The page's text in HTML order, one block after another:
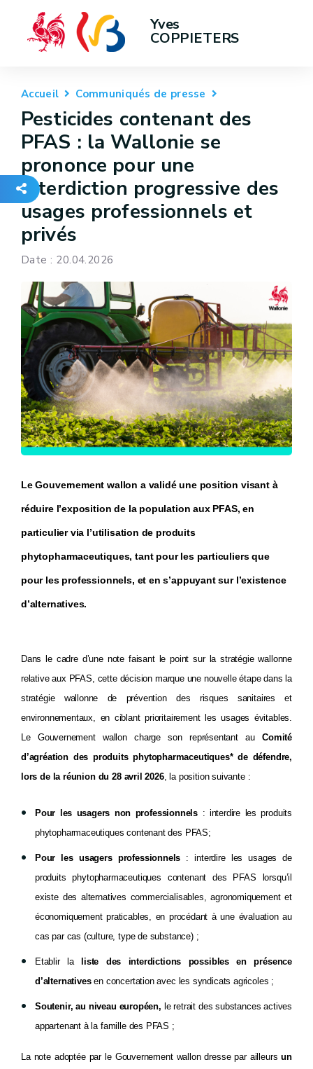
Yves
COPPIETERS
Accueil Communiqués de presse
Pesticides contenant des
PFAS : la Wallonie se
prononce pour une
interdiction progressive des
usages professionnels et
privés
Date : 20.04.2026
Le Gouvernement wallon a validé une position visant à
réduire l’exposition de la population aux PFAS, en
particulier via l’utilisation de produits
phytopharmaceutiques, tant pour les particuliers que
pour les professionnels, et en s’appuyant sur l’existence
d’alternatives.
Dans le cadre d’une note faisant le point sur la stratégie wallonne
relative aux PFAS, cette décision marque une nouvelle étape dans la
stratégie wallonne de prévention des risques sanitaires et
environnementaux, en ciblant prioritairement les usages évitables.
Le Gouvernement wallon charge son représentant auComité
d’agréation des produits phytopharmaceutiques* de défendre,
lors de la réunion du 28 avril 2026, la position suivante :
Pour les usagers non professionnels : interdire les produits
phytopharmaceutiques contenant des PFAS;
Pour les usagers professionnels : interdire les usages de
produits phytopharmaceutiques contenant des PFAS lorsqu’il
existe des alternatives commercialisables, agronomiquement et
économiquement praticables, en procédant à une évaluation au
cas par cas (culture, type de substance) ;
Etablir laliste des interdictions possibles en présence
d’alternativesen concertation avec les syndicats agricoles ;
Soutenir, au niveau européen, le retrait des substances actives
appartenant à la famille des PFAS ;
La note adoptée par le Gouvernement wallon dresse par ailleursun